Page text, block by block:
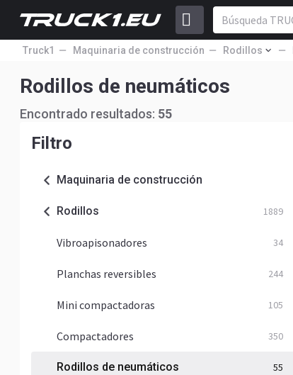
Truck1 Maquinaria de construcción Rodillos
Rodillos de neumáticos
Encontrado resultados: 55
Filtro
Maquinaria de construcción
Rodillos 1889
Vibroapisonadores 34
Planchas reversibles 244
Mini compactadoras 105
Compactadores 350
Rodillos de neumáticos 55